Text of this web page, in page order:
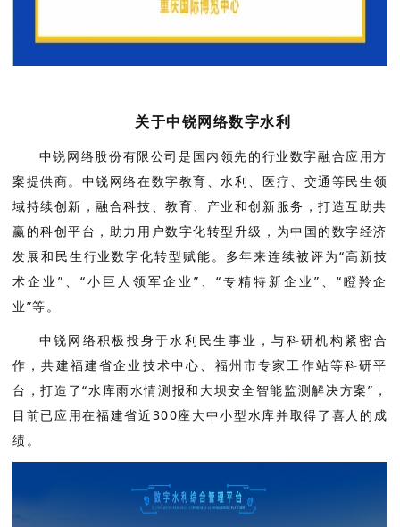
关于中锐网络数字水利
中锐网络股份有限公司是国内领先的行业数字融合应用方
案提供商。 中锐网络在数字教育、水利、医疗、交通等民生领
域持续创新，融合科技、教育、产业和创新服务，打造互助共
赢的科创平台，助力用户数字化转型升级，为中国的数字经济
发展和民生行业数字化转型赋能。 多年来连续被评为“高新技
术企业”、“小巨人领军企业”、“专精特新企业”、“瞪羚企
业”等。
中锐网络积极投身于水利民生事业，与科研机构紧密合
作，共建福建省企业技术中心、福州市专家工作站等科研平
台，打造了“水库雨水情测报和大坝安全智能监测解决方案”，
目前已应用在福建省近300座大中小型水库并取得了喜人的成
绩。